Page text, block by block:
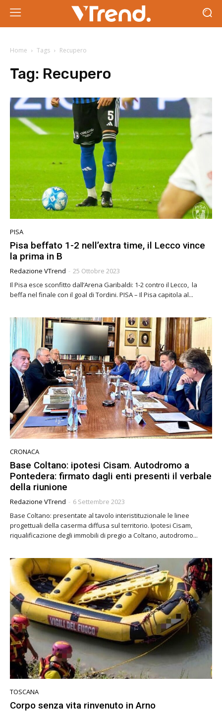
Home Tags Recupero
Tag: Recupero
PISA
Pisa beffato 1-2 nell’extra time, il Lecco vince
la prima in B
Redazione VTrend - 25 Ottobre 2023
Il Pisa esce sconfitto dall’Arena Garibaldi: 1-2 contro il Lecco, la
beffa nel finale con il goal di Tordini. PISA – Il Pisa capitola al...
CRONACA
Base Coltano: ipotesi Cisam. Autodromo a
Pontedera: firmato dagli enti presenti il verbale
della riunione
Redazione VTrend - 6 Settembre 2023
Base Coltano: presentate al tavolo interistituzionale le linee
progettuali della caserma diffusa sul territorio. Ipotesi Cisam,
riqualificazione degli immobili di pregio a Coltano, autodromo...
TOSCANA
Corpo senza vita rinvenuto in Arno